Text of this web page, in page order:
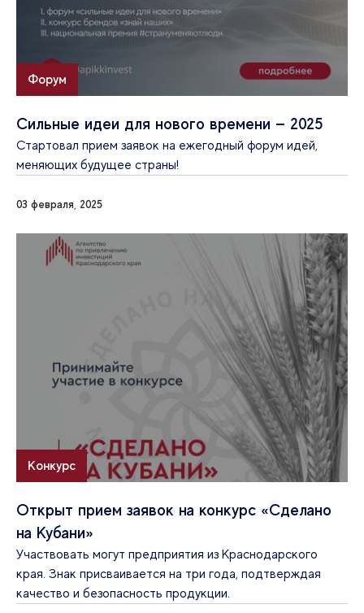
Форум
Сильные идеи для нового времени — 2025
Стартовал прием заявок на ежегодный форум идей,
меняющих будущее страны!
03 февраля, 2025
Конкурс
Открыт прием заявок на конкурс «Сделано
на Кубани»
Участвовать могут предприятия из Краснодарского
края. Знак присваивается на три года, подтверждая
качество и безопасность продукции.